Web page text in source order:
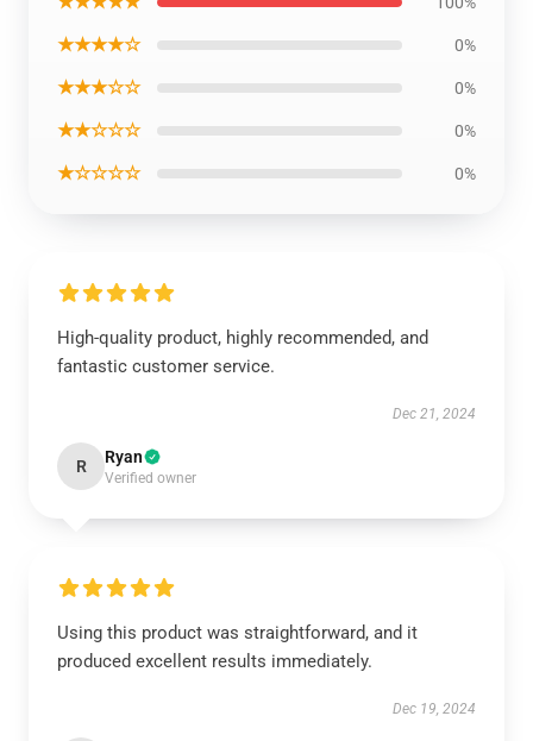
★★★★☆ 0%
★★★☆☆ 0%
★★☆☆☆ 0%
★☆☆☆☆ 0%
High-quality product, highly recommended, and
fantastic customer service.
Dec 21, 2024
R Ryan
Verified owner
Using this product was straightforward, and it
produced excellent results immediately.
Dec 19, 2024